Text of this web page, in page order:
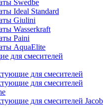
Swedbe
Ideal Standard
Giulini
Wasserkraft
Paini
AquaElite
для смесителей
для смесителей
для смесителей
для смесителей Jacob